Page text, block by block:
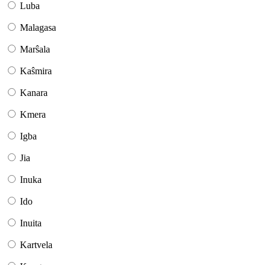
Luba
Malagasa
Marŝala
Kaŝmira
Kanara
Kmera
Igba
Jia
Inuka
Ido
Inuita
Kartvela